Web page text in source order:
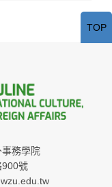
務學院
900號
TOP